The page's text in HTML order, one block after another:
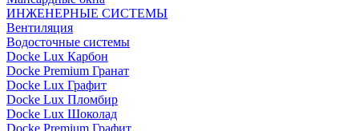
ИНЖЕНЕРНЫЕ СИСТЕМЫ
Вентиляция
Водосточные системы
Docke Lux Карбон
Docke Premium Гранат
Docke Lux Графит
Docke Lux Пломбир
Docke Lux Шоколад
Docke Premium Графит